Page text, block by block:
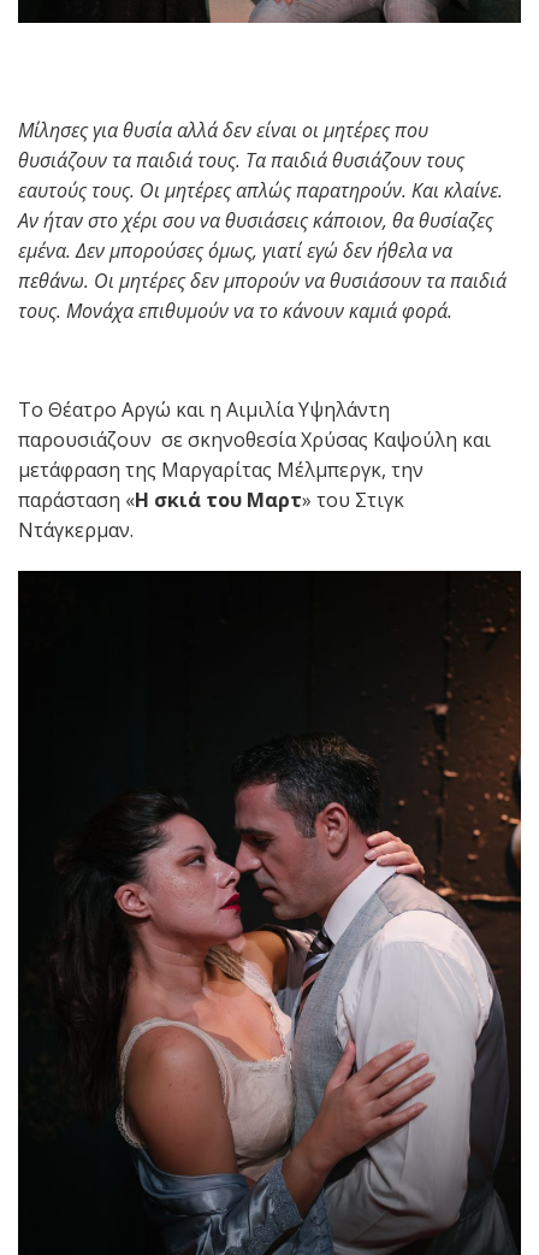
Μίλησες για θυσία αλλά δεν είναι οι μητέρες που
θυσιάζουν ταπαιδιά τους. Τα παιδιά θυσιάζουν τους
εαυτούς τους. Οι μητέρες απλώςπαρατηρούν. Και κλαίνε.
Αν ήταν στο χέρι σου να θυσιάσεις κάποιον, θαθυσίαζες
εμένα. Δεν μπορούσες όμως, γιατί εγώ δεν ήθελα να
πεθάνω. Οι μητέρες δεν μπορούν να θυσιάσουν τα παιδιά
τους. Μονάχα επιθυμούν νατο κάνουν καμιά φορά.
Το Θέατρο Αργώ και η Αιμιλία Υψηλάντη
παρουσιάζουν σε σκηνοθεσία Χρύσας Καψούλη και
μετάφραση της Μαργαρίτας Μέλμπεργκ, την
παράσταση «Η σκιά του Μαρτ» του Στιγκ
Ντάγκερμαν.